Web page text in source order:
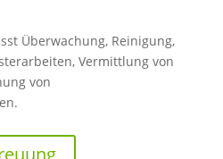
Überwachung, Reinigung,
Vermittlung von
von